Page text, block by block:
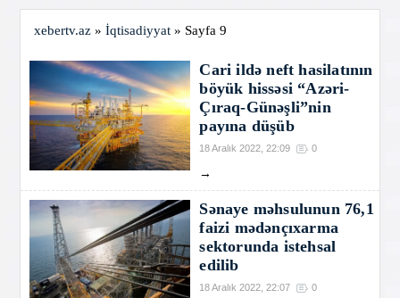
xebertv.az »İqtisadiyyat » Sayfa 9
Cari ildə neft hasilatının
böyük hissəsi “Azəri-
Çıraq-Günəşli”nin
payına düşüb
18 Aralık 2022, 22:09 0
→
Sənaye məhsulunun 76,1
faizi mədənçıxarma
sektorunda istehsal
edilib
18 Aralık 2022, 22:07 0